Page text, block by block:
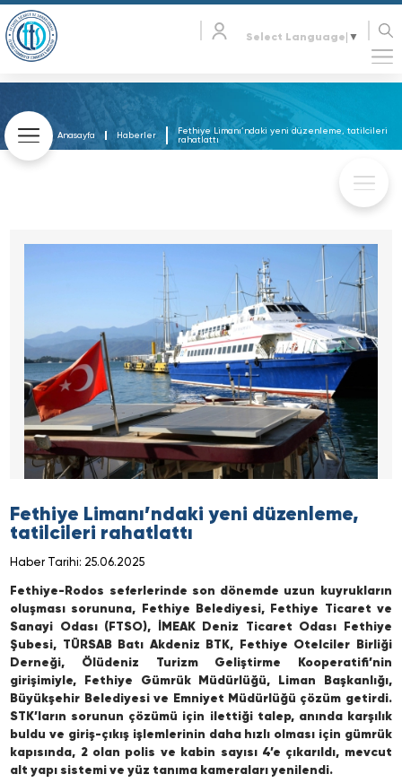
Select Language ▼
Anasayfa Haberler
Fethiye Limanı’ndaki yeni düzenleme, tatilcileri
rahatlattı
Fethiye Limanı’ndaki yeni düzenleme,
tatilcileri rahatlattı
Haber Tarihi: 25.06.2025
Fethiye-Rodos seferlerinde son dönemde uzun kuyrukların
oluşması sorununa, Fethiye Belediyesi, Fethiye Ticaret ve
Sanayi Odası (FTSO), İMEAK Deniz Ticaret Odası Fethiye
Şubesi, TÜRSAB Batı Akdeniz BTK, Fethiye Otelciler Birliği
Derneği, Ölüdeniz Turizm Geliştirme Kooperatifi’nin
girişimiyle, Fethiye Gümrük Müdürlüğü, Liman Başkanlığı,
Büyükşehir Belediyesi ve Emniyet Müdürlüğü çözüm getirdi.
STK’ların sorunun çözümü için ilettiği talep, anında karşılık
buldu ve giriş-çıkış işlemlerinin daha hızlı olması için gümrük
kapısında, 2 olan polis ve kabin sayısı 4’e çıkarıldı, mevcut
alt yapı sistemi ve yüz tanıma kameraları yenilendi.